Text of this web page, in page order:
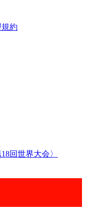
約
回世界大会〉